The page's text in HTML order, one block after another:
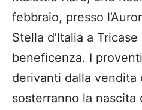
febbraio, presso
Stella d’Italia a
beneficenza. I
derivanti dalla vendita
sosterranno la nascita